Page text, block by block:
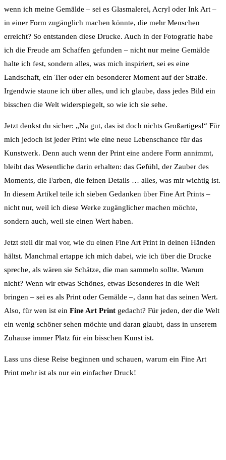
wenn ich meine Gemälde – sei es Glasmalerei, Acryl oder Ink Art –
in einer Form zugänglich machen könnte, die mehr Menschen
erreicht? So entstanden diese Drucke. Auch in der Fotografie habe
ich die Freude am Schaffen gefunden – nicht nur meine Gemälde
halte ich fest, sondern alles, was mich inspiriert, sei es eine
Landschaft, ein Tier oder ein besonderer Moment auf der Straße.
Irgendwie staune ich über alles, und ich glaube, dass jedes Bild ein
bisschen die Welt widerspiegelt, so wie ich sie sehe.
Jetzt denkst du sicher: „Na gut, das ist doch nichts Großartiges!“ Für
mich jedoch ist jeder Print wie eine neue Lebenschance für das
Kunstwerk. Denn auch wenn der Print eine andere Form annimmt,
bleibt das Wesentliche darin erhalten: das Gefühl, der Zauber des
Moments, die Farben, die feinen Details … alles, was mir wichtig ist.
In diesem Artikel teile ich sieben Gedanken über Fine Art Prints –
nicht nur, weil ich diese Werke zugänglicher machen möchte,
sondern auch, weil sie einen Wert haben.
Jetzt stell dir mal vor, wie du einen Fine Art Print in deinen Händen
hältst. Manchmal ertappe ich mich dabei, wie ich über die Drucke
spreche, als wären sie Schätze, die man sammeln sollte. Warum
nicht? Wenn wir etwas Schönes, etwas Besonderes in die Welt
bringen – sei es als Print oder Gemälde –, dann hat das seinen Wert.
Also, für wen ist ein Fine Art Print gedacht? Für jeden, der die Welt
ein wenig schöner sehen möchte und daran glaubt, dass in unserem
Zuhause immer Platz für ein bisschen Kunst ist.
Lass uns diese Reise beginnen und schauen, warum ein Fine Art
Print mehr ist als nur ein einfacher Druck!